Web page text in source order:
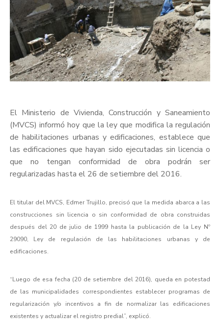
El Ministerio de Vivienda, Construcción y Saneamiento
(MVCS) informó hoy que la ley que modifica la regulación
de habilitaciones urbanas y edificaciones, establece que
las edificaciones que hayan sido ejecutadas sin licencia o
que no tengan conformidad de obra podrán ser
regularizadas hasta el 26 de setiembre del 2016.
El titular del MVCS, Edmer Trujillo, precisó que la medida abarca a las
construcciones sin licencia o sin conformidad de obra construidas
después del 20 de julio de 1999 hasta la publicación de la Ley Nº
29090, Ley de regulación de las habilitaciones urbanas y de
edificaciones.
“Luego de esa fecha (20 de setiembre del 2016), queda en potestad
de las municipalidades correspondientes establecer programas de
regularización y/o incentivos a fin de normalizar las edificaciones
existentes y actualizar el registro predial”, explicó.